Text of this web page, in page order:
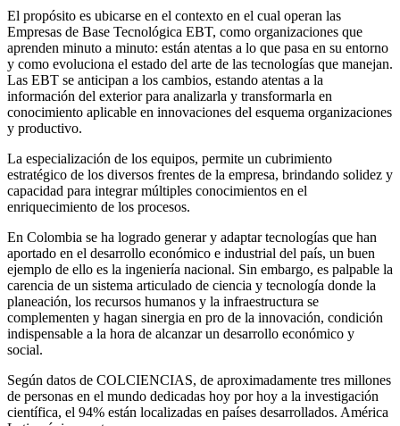
El propósito es ubicarse en el contexto en el cual operan las
Empresas de Base Tecnológica EBT, como organizaciones que
aprenden minuto a minuto: están atentas a lo que pasa en su entorno
y como evoluciona el estado del arte de las tecnologías que manejan.
Las EBT se anticipan a los cambios, estando atentas a la
información del exterior para analizarla y transformarla en
conocimiento aplicable en innovaciones del esquema organizaciones
y productivo.
La especialización de los equipos, permite un cubrimiento
estratégico de los diversos frentes de la empresa, brindando solidez y
capacidad para integrar múltiples conocimientos en el
enriquecimiento de los procesos.
En Colombia se ha logrado generar y adaptar tecnologías que han
aportado en el desarrollo económico e industrial del país, un buen
ejemplo de ello es la ingeniería nacional. Sin embargo, es palpable la
carencia de un sistema articulado de ciencia y tecnología donde la
planeación, los recursos humanos y la infraestructura se
complementen y hagan sinergia en pro de la innovación, condición
indispensable a la hora de alcanzar un desarrollo económico y
social.
Según datos de COLCIENCIAS, de aproximadamente tres millones
de personas en el mundo dedicadas hoy por hoy a la investigación
científica, el 94% están localizadas en países desarrollados. América